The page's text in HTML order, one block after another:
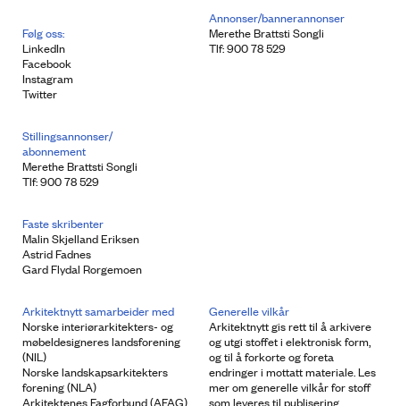
Følg oss:
LinkedIn
Facebook
Instagram
Twitter
Annonser/bannerannonser
Merethe Brattsti Songli
Tlf: 900 78 529
Stillingsannonser/
abonnement
Merethe Brattsti Songli
Tlf: 900 78 529
Faste skribenter
Malin Skjelland Eriksen
Astrid Fadnes
Gard Flydal Rorgemoen
Arkitektnytt samarbeider med
Norske interiørarkitekters- og
møbeldesigneres landsforening
(NIL)
Norske landskapsarkitekters
forening (NLA)
Arkitektenes Fagforbund (AFAG)
Generelle vilkår
Arkitektnytt gis rett til å arkivere
og utgi stoffet i elektronisk form,
og til å forkorte og foreta
endringer i mottatt materiale. Les
mer om generelle vilkår for stoff
som leveres til publisering.